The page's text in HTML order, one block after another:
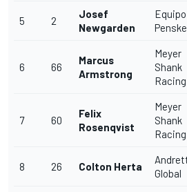
5 2
Josef
Newgarden
Equipo
Penske
6 66
Marcus
Armstrong
Meyer
Shank
Racing
7 60
Felix
Rosenqvist
Meyer
Shank
Racing
8 26 Colton Herta
Global